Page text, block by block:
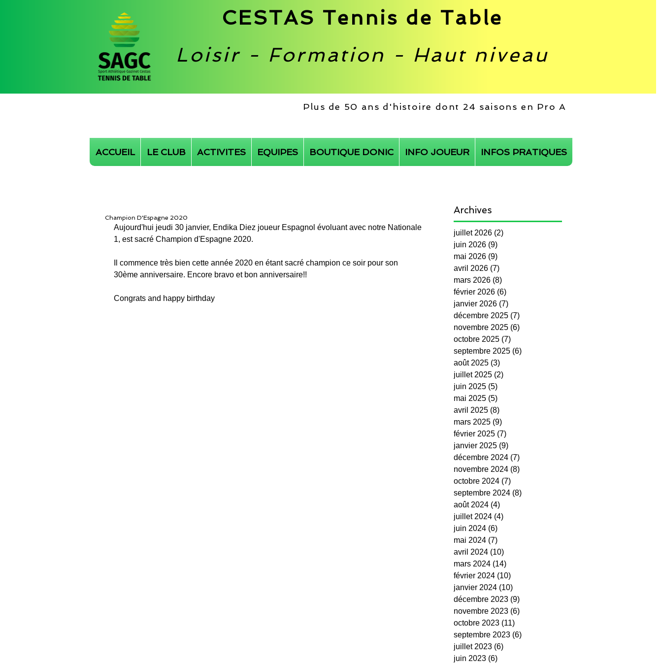
CESTAS Tennis de Table
Loisir - Formation - Haut niveau
Plus de 50 ans d'histoire dont 24 saisons en Pro A
ACCUEIL LE CLUB ACTIVITES EQUIPES BOUTIQUE DONIC INFO JOUEUR INFOS PRATIQUES
Champion D'Espagne 2020
Aujourd'hui jeudi 30 janvier, Endika Diez joueur Espagnol évoluant avec notre Nationale
1, est sacré Champion d'Espagne 2020.
Il commence très bien cette année 2020 en étant sacré champion ce soir pour son
30ème anniversaire. Encore bravo et bon anniversaire!!
Congrats and happy birthday
Archives
cestas fit ping tonic
video
juillet 2026 (2)
juin 2026 (9)
mai 2026 (9)
avril 2026 (7)
mars 2026 (8)
février 2026 (6)
janvier 2026 (7)
décembre 2025 (7)
novembre 2025 (6)
octobre 2025 (7)
septembre 2025 (6)
août 2025 (3)
juillet 2025 (2)
juin 2025 (5)
mai 2025 (5)
avril 2025 (8)
mars 2025 (9)
février 2025 (7)
janvier 2025 (9)
décembre 2024 (7)
novembre 2024 (8)
octobre 2024 (7)
septembre 2024 (8)
août 2024 (4)
juillet 2024 (4)
juin 2024 (6)
mai 2024 (7)
avril 2024 (10)
mars 2024 (14)
février 2024 (10)
janvier 2024 (10)
décembre 2023 (9)
novembre 2023 (6)
octobre 2023 (11)
septembre 2023 (6)
juillet 2023 (6)
juin 2023 (6)